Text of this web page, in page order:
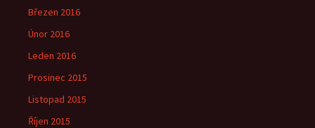
Březen 2016
Únor 2016
Leden 2016
Prosinec 2015
Listopad 2015
Říjen 2015